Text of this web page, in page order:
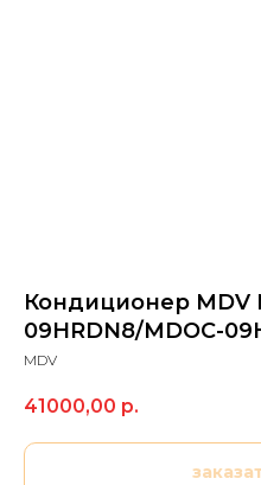
Кондиционер MDV
09HRDN8/MDOC-
MDV
41000,00 р.